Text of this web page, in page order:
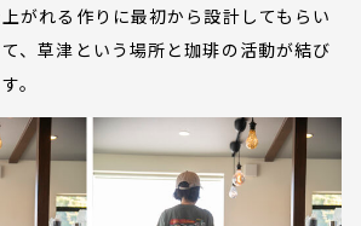
がれる作りに最初から設計してもらい
、草津という場所と珈琲の活動が結び
。